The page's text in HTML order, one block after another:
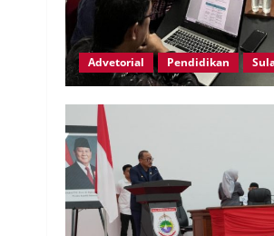
Advetorial Pendidikan